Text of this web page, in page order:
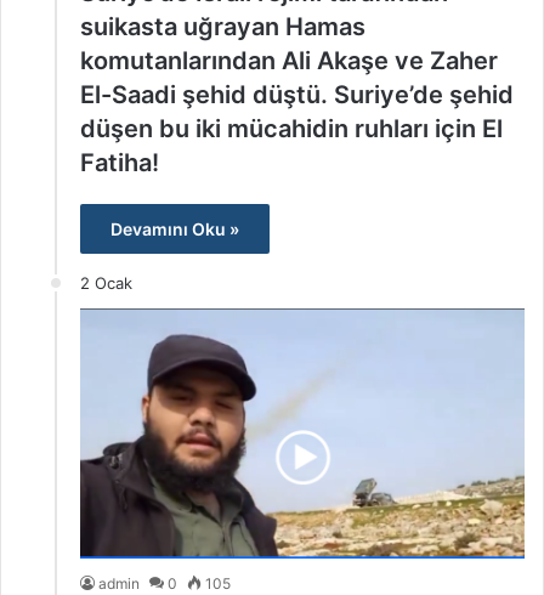
suikasta uğrayan Hamas
komutanlarından Ali Akaşe ve Zaher
El-Saadi şehid düştü. Suriye’de şehid
düşen bu iki mücahidin ruhları için El
Fatiha!
Devamını Oku »
2 Ocak
admin 0 105